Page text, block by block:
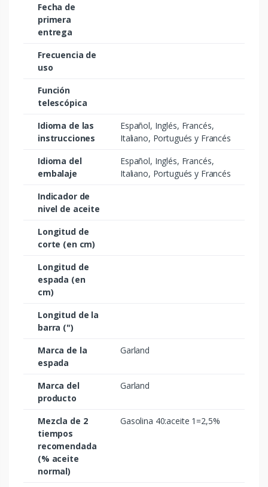
Fecha de
primera
entrega
Frecuencia de
uso
Función
telescópica
Idioma de las
instrucciones
Español, Inglés, Francés,
Italiano, Portugués y Francés
Idioma del
embalaje
Español, Inglés, Francés,
Italiano, Portugués y Francés
Indicador de
nivel de aceite
Longitud de
corte (en cm)
Longitud de
espada (en
cm)
Longitud de la
barra (")
Marca de la
espada
Garland
Marca del
producto
Garland
Mezcla de 2
tiempos
recomendada
(% aceite
normal)
Gasolina 40:aceite 1=2,5%